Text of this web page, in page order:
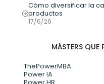
Cómo diversificar la
productos
17/6/26
MÁSTERS QUE
ThePowerMBA
Power IA